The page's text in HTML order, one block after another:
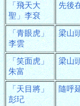
「飛天大
聖」李袞
先後
「青眼虎」
李雲
梁山
「笑面虎」
朱富
梁山
「天目將」
彭玘
隨呼